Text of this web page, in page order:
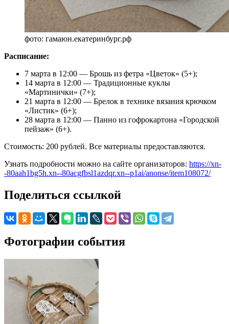
фото: гамаюн.екатеринбург.рф
Расписание:
7 марта в 12:00 — Брошь из фетра «Цветок» (5+);
14 марта в 12:00 — Традиционные куклы
«Мартинички» (7+);
21 марта в 12:00 — Брелок в технике вязания крючком
«Листик» (6+);
28 марта в 12:00 — Панно из гофрокартона «Городской
пейзаж» (6+).
Стоимость: 200 рублей. Все материалы предоставляются.
Узнать подробности можно на сайте организаторов: https://xn-
-80aah1bg5h.xn--80acgfbsl1azdqr.xn--p1ai/anonse/item108072/
Поделиться ссылкой
Фотографии события